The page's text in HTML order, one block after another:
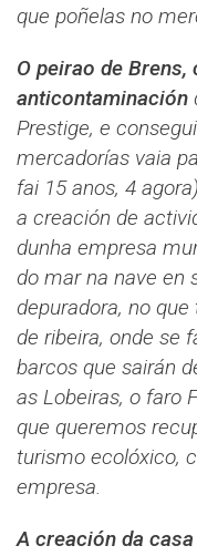
que poñelas no
O peirao de
anticontaminación
Prestige, e
mercadorías vaia
fai 15 anos, 4
a creación de
dunha empresa
do mar na nave en
depuradora, no
de ribeira, onde se
barcos que sairán
as Lobeiras, o faro
que queremos
turismo ecolóxico,
empresa.
A creación da